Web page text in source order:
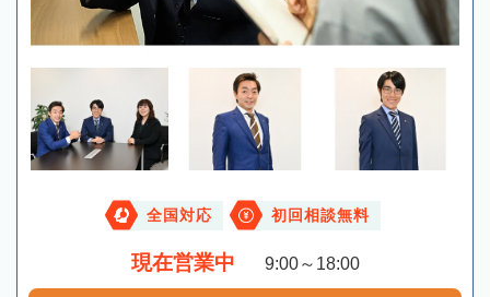
全国対応 初回相談無料
現在営業中 9:00～18:00